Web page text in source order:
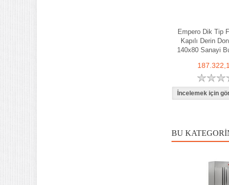
Empero Dik Tip
Kapılı Derin
140x80 Sanayi
BU